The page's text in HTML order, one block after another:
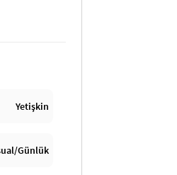
Yetişkin
Günlük